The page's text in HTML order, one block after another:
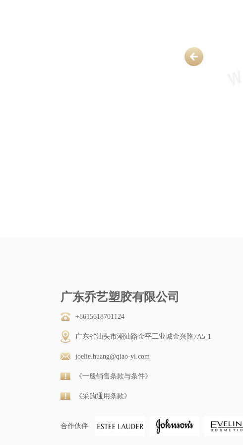
广东乔艺塑胶有限公司
+8615618701124
广东省汕头市潮汕路金平工业城金兴路7A5-1
joelie.huang@qiao-yi.com
《一般销售条款与条件》
《采购通用条款》
合作伙伴